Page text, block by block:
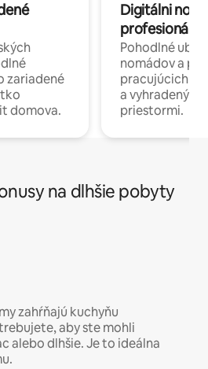
zariadené
domova.
Digitálni
profesionáli
Pohodlné
nomádov a
pracujúcich
a
priestormi.
na dlhšie pobyty
zahŕňajú kuchyňu
aby ste mohli
alebo dlhšie. Je to ideálna